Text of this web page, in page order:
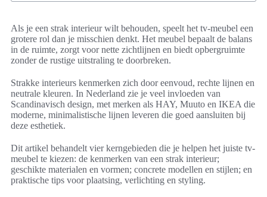
Als je een strak interieur wilt behouden, speelt het tv-meubel een
grotere rol dan je misschien denkt. Het meubel bepaalt de balans
in de ruimte, zorgt voor nette zichtlijnen en biedt opbergruimte
zonder de rustige uitstraling te doorbreken.
Strakke interieurs kenmerken zich door eenvoud, rechte lijnen en
neutrale kleuren. In Nederland zie je veel invloeden van
Scandinavisch design, met merken als HAY, Muuto en IKEA die
moderne, minimalistische lijnen leveren die goed aansluiten bij
deze esthetiek.
Dit artikel behandelt vier kerngebieden die je helpen het juiste tv-
meubel te kiezen: de kenmerken van een strak interieur;
geschikte materialen en vormen; concrete modellen en stijlen; en
praktische tips voor plaatsing, verlichting en styling.